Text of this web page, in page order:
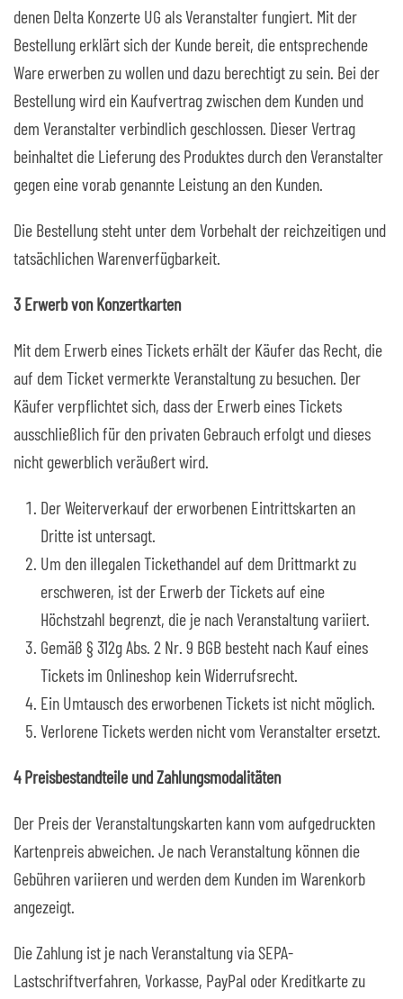
denen Delta Konzerte UG als Veranstalter fungiert. Mit der
Bestellung erklärt sich der Kunde bereit, die entsprechende
Ware erwerben zu wollen und dazu berechtigt zu sein. Bei der
Bestellung wird ein Kaufvertrag zwischen dem Kunden und
dem Veranstalter verbindlich geschlossen. Dieser Vertrag
beinhaltet die Lieferung des Produktes durch den Veranstalter
gegen eine vorab genannte Leistung an den Kunden.
Die Bestellung steht unter dem Vorbehalt der reichzeitigen und
tatsächlichen Warenverfügbarkeit.
3 Erwerb von Konzertkarten
Mit dem Erwerb eines Tickets erhält der Käufer das Recht, die
auf dem Ticket vermerkte Veranstaltung zu besuchen. Der
Käufer verpflichtet sich, dass der Erwerb eines Tickets
ausschließlich für den privaten Gebrauch erfolgt und dieses
nicht gewerblich veräußert wird.
Der Weiterverkauf der erworbenen Eintrittskarten an
Dritte ist untersagt.
Um den illegalen Tickethandel auf dem Drittmarkt zu
erschweren, ist der Erwerb der Tickets auf eine
Höchstzahl begrenzt, die je nach Veranstaltung variiert.
Gemäß § 312g Abs. 2 Nr. 9 BGB besteht nach Kauf eines
Tickets im Onlineshop kein Widerrufsrecht.
Ein Umtausch des erworbenen Tickets ist nicht möglich.
Verlorene Tickets werden nicht vom Veranstalter ersetzt.
4 Preisbestandteile und Zahlungsmodalitäten
Der Preis der Veranstaltungskarten kann vom aufgedruckten
Kartenpreis abweichen. Je nach Veranstaltung können die
Gebühren variieren und werden dem Kunden im Warenkorb
angezeigt.
Die Zahlung ist je nach Veranstaltung via SEPA-
Lastschriftverfahren, Vorkasse, PayPal oder Kreditkarte zu